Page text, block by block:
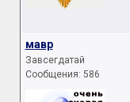
мавр
Завсегдатай
Сообщения: 586